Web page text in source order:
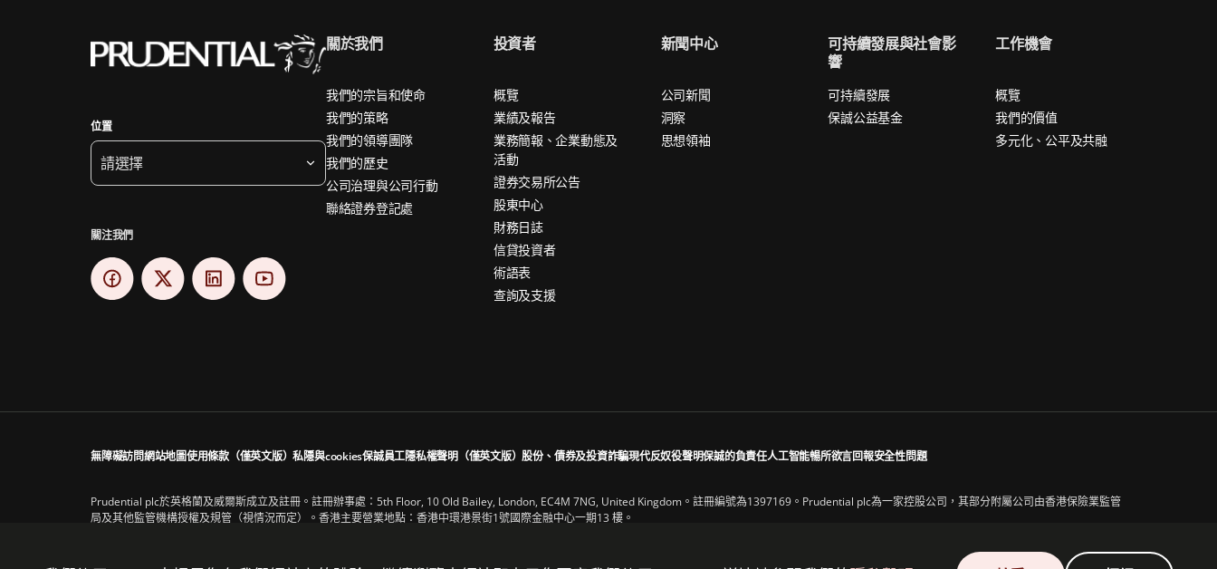
位置
請選擇
關注我們
關於我們
我們的宗旨和使命
我們的策略
我們的領導團隊
我們的歷史
公司治理與公司行動
聯絡證券登記處
投資者
概覽
業績及報告
業務簡報、企業動態及
活動
證券交易所公告
股東中心
財務日誌
信貸投資者
術語表
查詢及支援
新聞中心
公司新聞
洞察
思想領袖
可持續發展與社會影
響
可持續發展
保誠公益基金
工作機會
概覽
我們的價值
多元化、公平及共融
無障礙訪問網站地圖使用條款（僅英文版）私隱與cookies保誠員工隱私權聲明（僅英文版）股份、債券及投資詐騙現代反奴役聲明保誠的負責任人工智能暢所欲言回報安全性問題
Prudential plc於英格蘭及威爾斯成立及註冊。註冊辦事處：5th Floor, 10 Old Bailey, London, EC4M 7NG, United Kingdom。註冊編號為1397169。Prudential plc為一家控股公司，其部分附屬公司由香港保險業監管
局及其他監管機構授權及規管（視情況而定）。香港主要營業地點：香港中環港景街1號國際金融中心一期13 樓。